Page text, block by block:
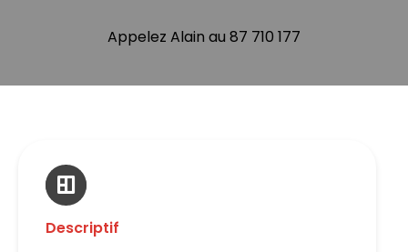
Appelez Alain au 87 710 177
Descriptif